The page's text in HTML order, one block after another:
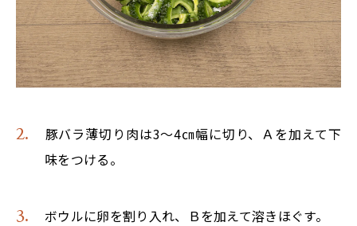
豚バラ薄切り肉は3～4㎝幅に切り、Ａを加えて下
味をつける。
ボウルに卵を割り入れ、Ｂを加えて溶きほぐす。